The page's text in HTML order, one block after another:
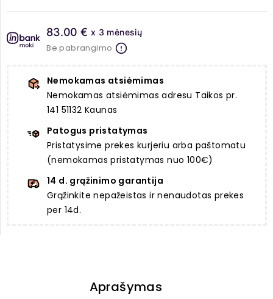
83.00 € x 3 mėnesių
Be pabrangimo
Nemokamas atsiėmimas
Nemokamas atsiėmimas adresu Taikos pr.
141 51132 Kaunas
Patogus pristatymas
Pristatysime prekes kurjeriu arba paštomatu
(nemokamas pristatymas nuo 100€)
14 d. grąžinimo garantija
Grąžinkite nepažeistas ir nenaudotas prekes
per 14d.
Aprašymas